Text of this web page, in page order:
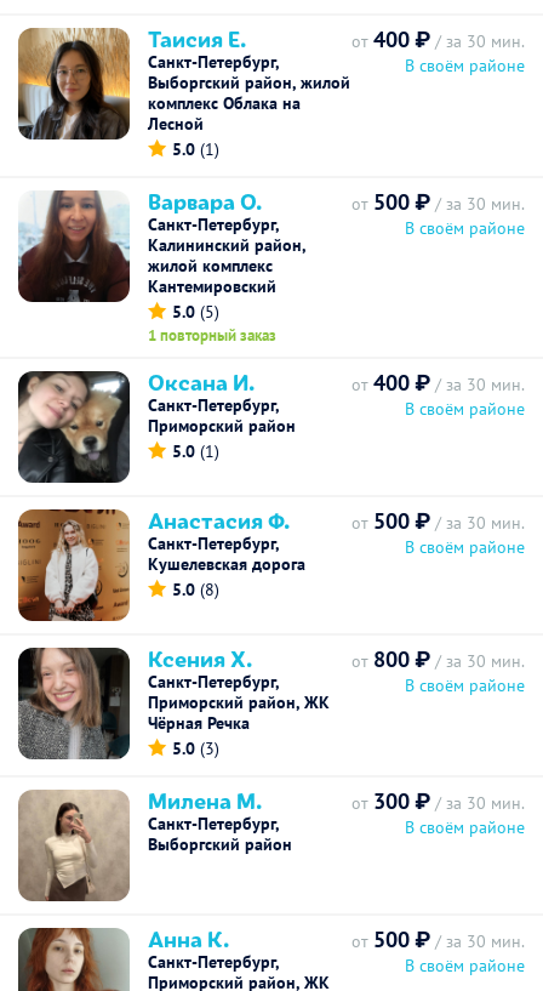
Таисия Е.
Санкт-Петербург,
Выборгский район, жилой
комплекс Облака на
Лесной
5.0 (1)
от 400 ₽ / за 30 мин.
В своём районе
Варвара О.
Санкт-Петербург,
Калининский район,
жилой комплекс
Кантемировский
5.0 (5)
1 повторный заказ
от 500 ₽ / за 30 мин.
В своём районе
Оксана И.
Санкт-Петербург,
Приморский район
5.0 (1)
от 400 ₽ / за 30 мин.
В своём районе
Анастасия Ф.
Санкт-Петербург,
Кушелевская дорога
5.0 (8)
от 500 ₽ / за 30 мин.
В своём районе
Ксения Х.
Санкт-Петербург,
Приморский район, ЖК
Чёрная Речка
5.0 (3)
от 800 ₽ / за 30 мин.
В своём районе
Милена М.
Санкт-Петербург,
Выборгский район
от 300 ₽ / за 30 мин.
В своём районе
Анна К.
Санкт-Петербург,
Приморский район, ЖК
от 500 ₽ / за 30 мин.
В своём районе